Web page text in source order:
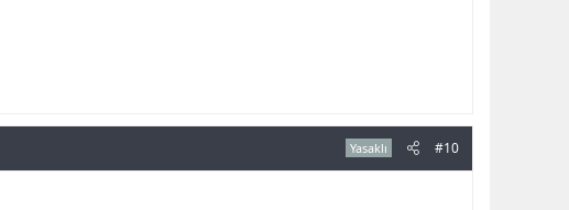
Yasaklı #10